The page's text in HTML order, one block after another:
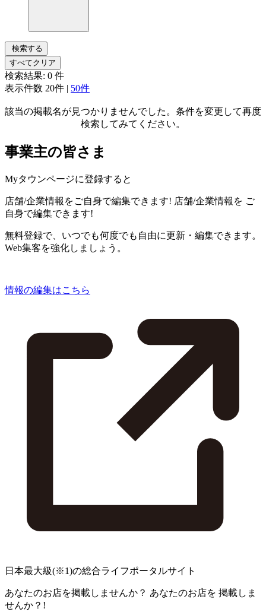
検索する
すべてクリア
検索結果: 0 件
表示件数 20件 | 50件
該当の掲載名が見つかりませんでした。条件を変更して再度
検索してみてください。
事業主の皆さま
Myタウンページに登録すると
店舗/企業情報をご自身で編集できます! 店舗/企業情報を ご
自身で編集できます!
無料登録で、いつでも何度でも自由に更新・編集できます。
Web集客を強化しましょう。
情報の編集はこちら
日本最大級(※1)の総合ライフポータルサイト
あなたのお店を掲載しませんか？ あなたのお店を 掲載しま
せんか？!